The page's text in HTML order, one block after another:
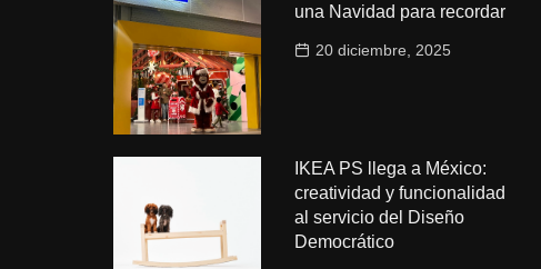
una Navidad para recordar
20 diciembre, 2025
IKEA PS llega a México:
creatividad y funcionalidad
al servicio del Diseño
Democrático